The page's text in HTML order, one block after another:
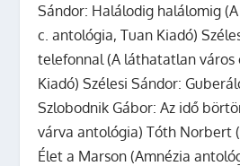
Sándor: Halálodig halálomig
c. antológia, Tuan Kiadó)
telefonnal (A láthatatlan város
Kiadó) Szélesi Sándor:
Szlobodnik Gábor: Az idő
várva antológia) Tóth Norbert
Élet a Marson (Amnézia